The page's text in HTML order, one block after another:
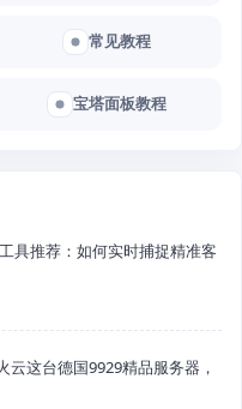
常见教程
宝塔面板教程
具推荐：如何实时捕捉精准客
云这台德国9929精品服务器，